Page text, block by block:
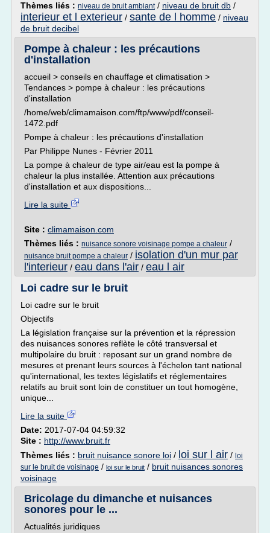
Thèmes liés : niveau de bruit ambiant/ niveau de bruit db /
interieur et l exterieur / sante de l homme / niveau
de bruit decibel
Pompe à chaleur : les précautions
d'installation
accueil > conseils en chauffage et climatisation >
Tendances > pompe à chaleur : les précautions
d'installation
/home/web/climamaison.com/ftp/www/pdf/conseil-
1472.pdf
Pompe à chaleur : les précautions d'installation
Par Philippe Nunes - Février 2011
La pompe à chaleur de type air/eau est la pompe à
chaleur la plus installée. Attention aux précautions
d'installation et aux dispositions...
Lire la suite
Site : climamaison.com
Thèmes liés : nuisance sonore voisinage pompe a chaleur /
nuisance bruit pompe a chaleur / isolation d'un mur par
l'interieur / eau dans l'air / eau l air
Loi cadre sur le bruit
Loi cadre sur le bruit
Objectifs
La législation française sur la prévention et la répression
des nuisances sonores reflète le côté transversal et
multipolaire du bruit : reposant sur un grand nombre de
mesures et prenant leurs sources à l'échelon tant national
qu'international, les textes législatifs et réglementaires
relatifs au bruit sont loin de constituer un tout homogène,
unique...
Lire la suite
Date: 2017-07-04 04:59:32
Site : http://www.bruit.fr
Thèmes liés : bruit nuisance sonore loi / loi sur l air / loi
sur le bruit de voisinage / loi sur le bruit / bruit nuisances sonores
voisinage
Bricolage du dimanche et nuisances
sonores pour le ...
Actualités juridiques